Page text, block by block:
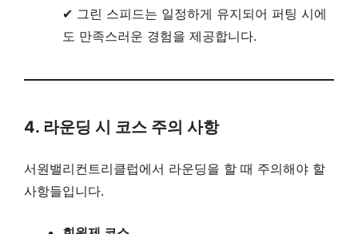
✔ 그린 스피드는 일정하게 유지되어 퍼팅 시에
도 만족스러운 경험을 제공합니다.
4. 라운딩 시 코스 주의 사항
서원밸리컨트리클럽에서 라운딩을 할 때 주의해야 할
사항들입니다.